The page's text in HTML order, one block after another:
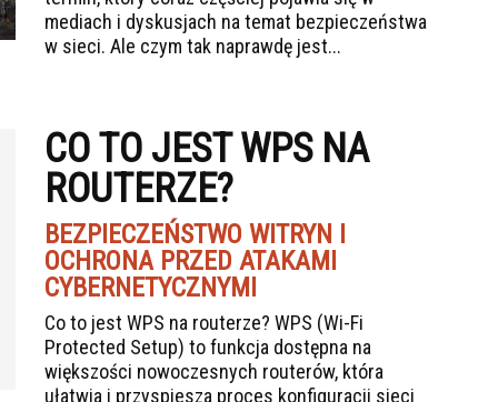
mediach i dyskusjach na temat bezpieczeństwa
w sieci. Ale czym tak naprawdę jest...
CO TO JEST WPS NA
ROUTERZE?
BEZPIECZEŃSTWO WITRYN I
OCHRONA PRZED ATAKAMI
CYBERNETYCZNYMI
Co to jest WPS na routerze? WPS (Wi-Fi
Protected Setup) to funkcja dostępna na
większości nowoczesnych routerów, która
ułatwia i przyspiesza proces konfiguracji sieci